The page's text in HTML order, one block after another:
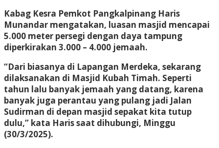
Kabag Kesra Pemkot Pangkalpinang Haris
Munandar mengatakan, luasan masjid mencapai
5.000 meter persegi dengan daya tampung
diperkirakan 3.000 – 4.000 jemaah.
“Dari biasanya di Lapangan Merdeka, sekarang
dilaksanakan di Masjid Kubah Timah. Seperti
tahun lalu banyak jemaah yang datang, karena
banyak juga perantau yang pulang jadi Jalan
Sudirman di depan masjid sepakat kita tutup
dulu,” kata Haris saat dihubungi, Minggu
(30/3/2025).